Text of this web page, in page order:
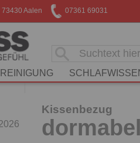
73430 Aalen 07361 69031
Kissenbezug